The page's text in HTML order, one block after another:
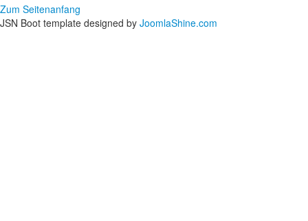
Zum Seitenanfang
JSN Boot template designed by JoomlaShine.com